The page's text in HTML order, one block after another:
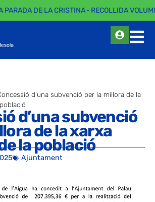
DE LA CRISTINA · RECOLLIDA
d’una subvenció per la millora de la
d’una subvenció
de la xarxa
la població
Ajuntament